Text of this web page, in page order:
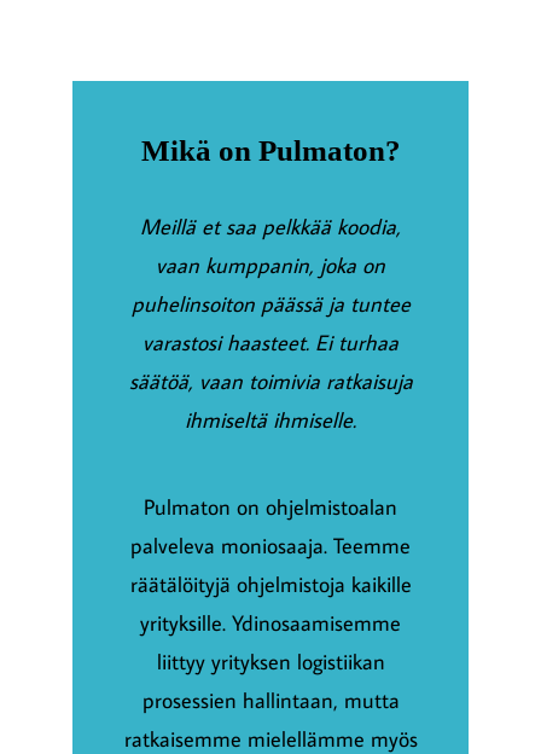
Mikä on Pulmaton?
Meillä et saa pelkkää koodia,
vaan kumppanin, joka on
puhelinsoiton päässä ja tuntee
varastosi haasteet. Ei turhaa
säätöä, vaan toimivia ratkaisuja
ihmiseltä ihmiselle.
Pulmaton on ohjelmistoalan
palveleva moniosaaja. Teemme
räätälöityjä ohjelmistoja kaikille
yrityksille. Ydinosaamisemme
liittyy yrityksen logistiikan
prosessien hallintaan, mutta
ratkaisemme mielellämme myös